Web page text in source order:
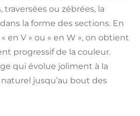
ou zébrées, la
la forme des sections. En
en V » ou « en W », on obtient
progressif de la couleur.
qui évolue joliment à la
jusqu’au bout des